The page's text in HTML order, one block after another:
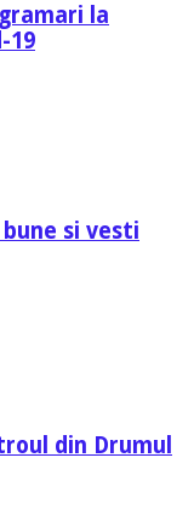
la
19
si vesti
din Drumul